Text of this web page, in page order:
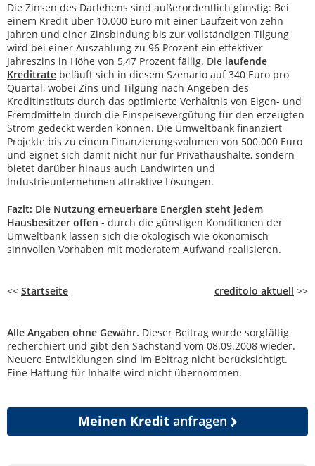
Die Zinsen des Darlehens sind außerordentlich günstig: Bei
einem Kredit über 10.000 Euro mit einer Laufzeit von zehn
Jahren und einer Zinsbindung bis zur vollständigen Tilgung
wird bei einer Auszahlung zu 96 Prozent ein effektiver
Jahreszins in Höhe von 5,47 Prozent fällig. Die laufende
Kreditrate beläuft sich in diesem Szenario auf 340 Euro pro
Quartal, wobei Zins und Tilgung nach Angeben des
Kreditinstituts durch das optimierte Verhältnis von Eigen- und
Fremdmitteln durch die Einspeisevergütung für den erzeugten
Strom gedeckt werden können. Die Umweltbank finanziert
Projekte bis zu einem Finanzierungsvolumen von 500.000 Euro
und eignet sich damit nicht nur für Privathaushalte, sondern
bietet darüber hinaus auch Landwirten und
Industrieunternehmen attraktive Lösungen.
Fazit: Die Nutzung erneuerbare Energien steht jedem
Hausbesitzer offen - durch die günstigen Konditionen der
Umweltbank lassen sich die ökologisch wie ökonomisch
sinnvollen Vorhaben mit moderatem Aufwand realisieren.
<< Startseite creditolo aktuell >>
Alle Angaben ohne Gewähr. Dieser Beitrag wurde sorgfältig
recherchiert und gibt den Sachstand vom 08.09.2008 wieder.
Neuere Entwicklungen sind im Beitrag nicht berücksichtigt.
Eine Haftung für Inhalte wird nicht übernommen.
Meinen Kreditanfragen